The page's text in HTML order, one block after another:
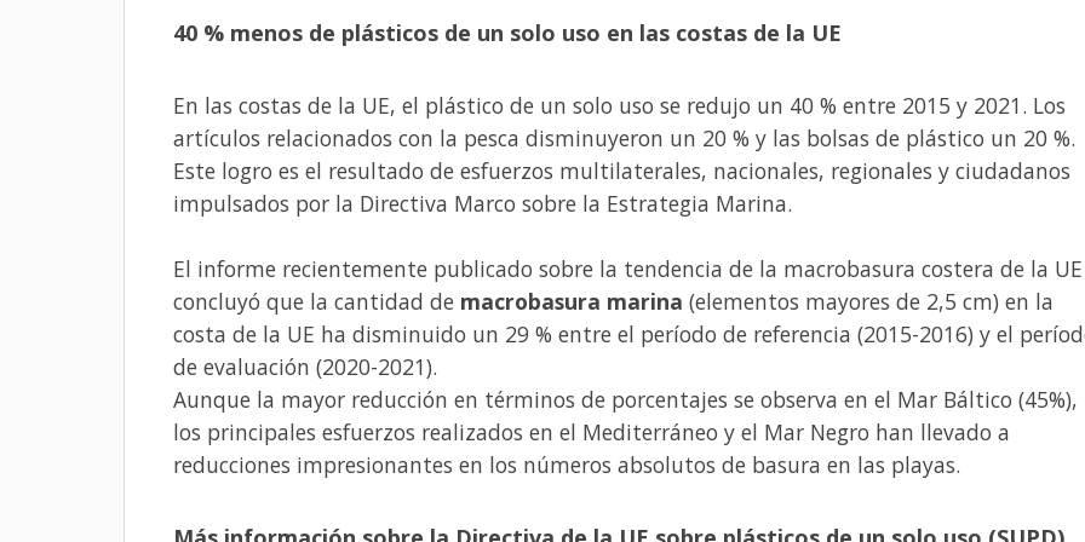
40 % menos de plásticos de un solo uso en las costas de la UE
En las costas de la UE, el plástico de un solo uso se redujo un 40 % entre 2015 y 2021. Los
artículos relacionados con la pesca disminuyeron un 20 % y las bolsas de plástico un 20 %.
Este logro es el resultado de esfuerzos multilaterales, nacionales, regionales y ciudadanos
impulsados ​​por la Directiva Marco sobre la Estrategia Marina.
El informe recientemente publicado sobre la tendencia de la macrobasura costera de la UE
concluyó que la cantidad de macrobasura marina (elementos mayores de 2,5 cm) en la
costa de la UE ha disminuido un 29 % entre el período de referencia (2015-2016) y el
de evaluación (2020-2021).
Aunque la mayor reducción en términos de porcentajes se observa en el Mar Báltico (45%),
los principales esfuerzos realizados en el Mediterráneo y el Mar Negro han llevado a
reducciones impresionantes en los números absolutos de basura en las playas.